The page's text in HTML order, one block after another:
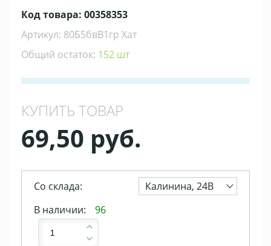
Код товара: 00358353
Артикул: 80Б5бвВ1гр Хат
Общий остаток: 152 шт
КУПИТЬ ТОВАР
69,50 руб.
Со склада:
Калинина, 24В
В наличии:
96